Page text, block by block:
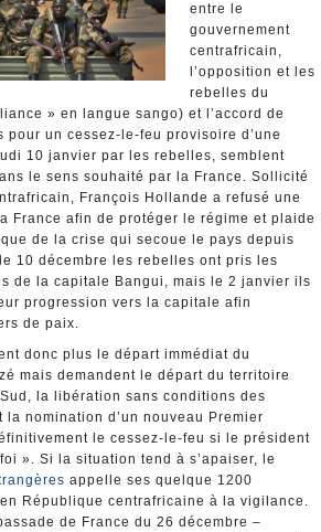
entre le
gouvernement
centrafricain,
l’opposition et les
rebelles du
» en langue sango) et l’accord de
un cessez-le-feu provisoire d’une
10 janvier par les rebelles, semblent
le sens souhaité par la France. Sollicité
François Hollande a refusé une
France afin de protéger le régime et plaide
de la crise qui secoue le pays depuis
10 décembre les rebelles ont pris les
de la capitale Bangui, mais le 2 janvier ils
progression vers la capitale afin
de paix.
donc plus le départ immédiat du
mais demandent le départ du territoire
la libération sans conditions des
nomination d’un nouveau Premier
le cessez-le-feu si le président
». Si la situation tend à s’apaiser, le
appelle ses quelque 1200
République centrafricaine à la vigilance.
de France du 26 décembre –